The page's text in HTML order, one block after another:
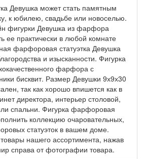
Девушка может стать памятным
к юбилею, свадьбе или новоселью.
фигурки Девушка из фарфора
ее практически в любой комнате
фарфоровая статуэтка Девушка
и изысканности. Фигурка
фарфора с
бисквит. Размер Девушки 9х9х30
так как хорошо впишется как в
директора, интерьер столовой,
спальни. Фигурка фарфоровая
коллекцию очаровательных,
статуэток в вашем доме.
нашего ассортимента, нажав
справа от фотографии товара.